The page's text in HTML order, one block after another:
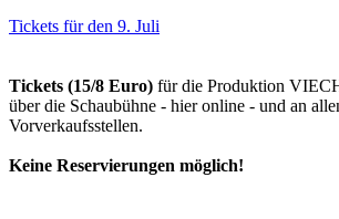
Tickets für den 9. Juli
Tickets (15/8 Euro) für die Produktion
über die Schaubühne - hier online - und an
Vorverkaufsstellen.
Keine Reservierungen möglich!